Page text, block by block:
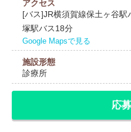
アクセス
[バス]JR横須賀線保土ヶ谷
塚駅バス18分
Google Mapsで見る
施設形態
診療所
応